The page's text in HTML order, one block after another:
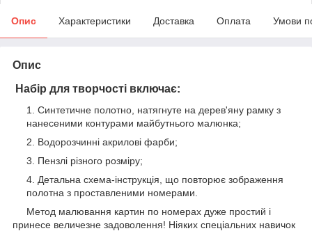
Опис Характеристики Доставка Оплата Умови
Опис
Набір для творчості включає:
Синтетичне полотно, натягнуте на дерев'яну рамку з
нанесеними контурами майбутнього малюнка;
Водорозчинні акрилові фарби;
Пензлі різного розміру;
Детальна схема-інструкція, що повторює зображення
полотна з проставленими номерами.
Метод малювання картин по номерах дуже простий і
принесе величезне задоволення! Ніяких спеціальних навичок